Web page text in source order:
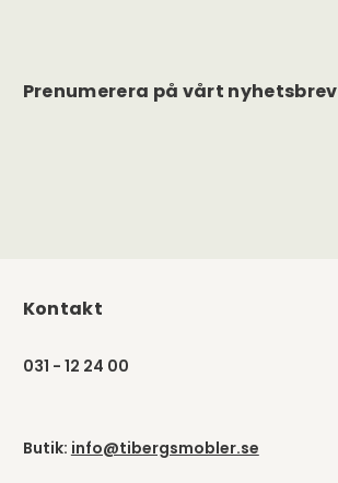
Prenumerera på vårt nyhetsbrev
Kontakt
031 - 12 24 00
Butik: info@tibergsmobler.se